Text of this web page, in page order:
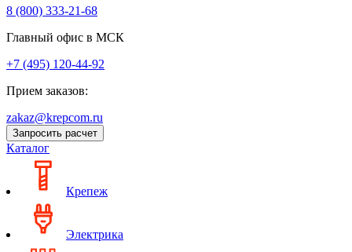
8 (800) 333‑21-68
Главный офис в МСК
+7 (495) 120-44-92
Прием заказов:
zakaz@krepcom.ru
Запросить расчет
Каталог
Крепеж
Электрика